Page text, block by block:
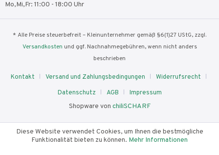
Mo,Mi,Fr: 11:00 - 18:00 Uhr
* Alle Preise steuerbefreit – Kleinunternehmer gemäß §6(1)27 UStG, zzgl.
Versandkosten und ggf. Nachnahmegebühren, wenn nicht anders
beschrieben
Kontakt Versand und Zahlungsbedingungen
Widerrufsrecht
Datenschutz
AGB Impressum
Shopware von chiliSCHARF
Diese Website verwendet Cookies, um Ihnen die bestmögliche
Funktionalität bieten zu können. Mehr Informationen